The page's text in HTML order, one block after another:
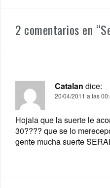
2 comentarios en “
Catalan dice:
20/04/2011 a las
Hojala que la suerte le
30???? que se lo
gente mucha suerte